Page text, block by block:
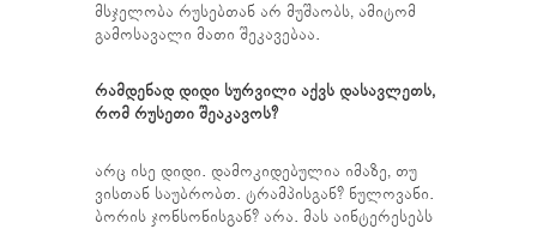
მსჯელობა რუსებთან არ მუშაობს, ამიტომ
გამოსავალი მათი შეკავებაა.
რამდენად დიდი სურვილი აქვს დასავლეთს,
რომ რუსეთი შეაკავოს?
არც ისე დიდი. დამოკიდებულია იმაზე, თუ
ვისთან საუბრობთ. ტრამპისგან? ნულოვანი.
ბორის ჯონსონისგან? არა. მას აინტერესებს